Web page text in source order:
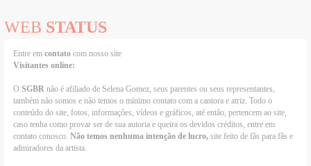
WEB STATUS
Entre em contato com nosso site
Visitantes online:
O SGBR não é afiliado de Selena Gomez, seus parentes ou seus representantes,
também não somos e não temos o mínimo contato com a cantora e atriz. Todo o
conteúdo do site, fotos, informações, vídeos e gráficos, até então, pertencem ao site,
caso tenha como provar ser de sua autoria e queira os devidos créditos, entre em
contato conosco. Não temos nenhuma intenção de lucro, site feito de fãs para fãs e
admiradores da artista.